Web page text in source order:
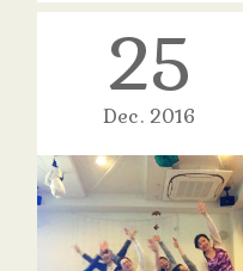
25
Dec 2016